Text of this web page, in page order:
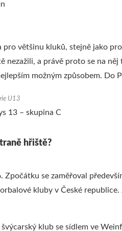
většinu kluků, stejně jako
nezažili, a právě proto se na
možným způsobem. Do
U13
13 – skupina C
hřiště?
Zpočátku se zaměřoval
kluby v České
klub se sídlem ve